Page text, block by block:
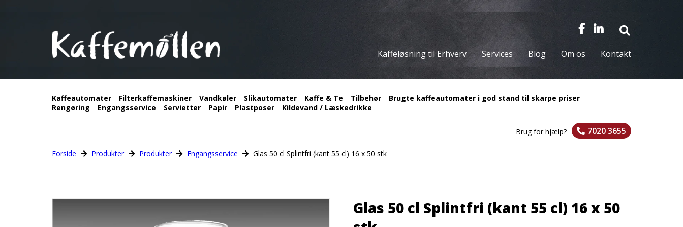
Kaffeløsning til Erhverv Services Blog Om os Kontakt
Kaffeautomater Filterkaffemaskiner Vandkøler Slikautomater Kaffe & Te Tilbehør
Brugte kaffeautomater i god stand til skarpe priser
Rengøring
Engangsservice Servietter Papir Plastposer Kildevand / Læskedrikke
Brug for hjælp? 7020 3655
Forside Produkter Produkter Engangsservice Glas 50 cl Splintfri (kant 55 cl) 16 x 50 stk
Glas 50 cl Splintfri (kant 55 cl) 16 x 50